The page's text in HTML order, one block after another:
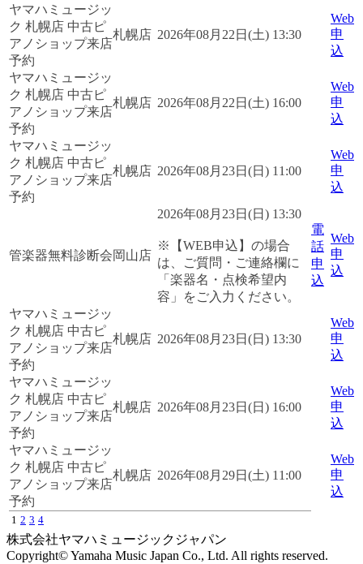
ヤマハミュージッ
ク 札幌店 中古ピ
アノショップ来店
予約
札幌店 2026年08月22日(土) 13:30
Web
申
込
ヤマハミュージッ
ク 札幌店 中古ピ
アノショップ来店
予約
札幌店 2026年08月22日(土) 16:00
Web
申
込
ヤマハミュージッ
ク 札幌店 中古ピ
アノショップ来店
予約
札幌店 2026年08月23日(日) 11:00
Web
申
込
管楽器無料診断会岡山店
2026年08月23日(日) 13:30
※【WEB申込】の場合
は、ご質問・ご連絡欄に
「楽器名・点検希望内
容」をご入力ください。
電
話
申
込
Web
申
込
ヤマハミュージッ
ク 札幌店 中古ピ
アノショップ来店
予約
札幌店 2026年08月23日(日) 13:30
Web
申
込
ヤマハミュージッ
ク 札幌店 中古ピ
アノショップ来店
予約
札幌店 2026年08月23日(日) 16:00
Web
申
込
ヤマハミュージッ
ク 札幌店 中古ピ
アノショップ来店
予約
札幌店 2026年08月29日(土) 11:00
Web
申
込
1 2 3 4
株式会社ヤマハミュージックジャパン
Copyright© Yamaha Music Japan Co., Ltd. All rights reserved.